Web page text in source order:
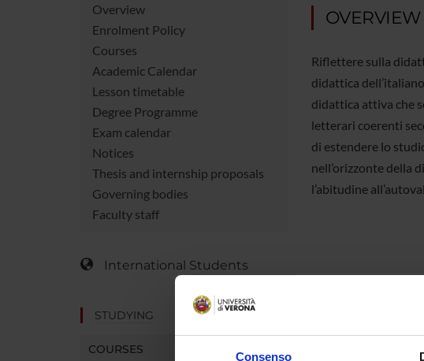
Consenso
Overview
Enrolment Policy
Courses
Academic Calendar
Lesson timetable
Degree Programme
Exam calendar
Notices
Thesis and internship proposals
Governing bodies
Faculty staff
International Students
STUDYING
COURSES
OVERVIEW
Riflettere sulla
didattica
didattica attiva che
letterari coerenti
di estendere lo
nell’orizzonte della
l’abitudine